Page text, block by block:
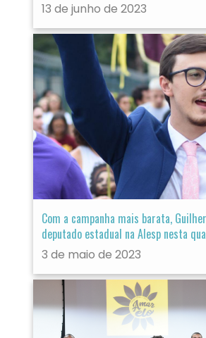
13 de junho de 2023
Com a campanha mais barata,
deputado estadual na Alesp nesta
3 de maio de 2023